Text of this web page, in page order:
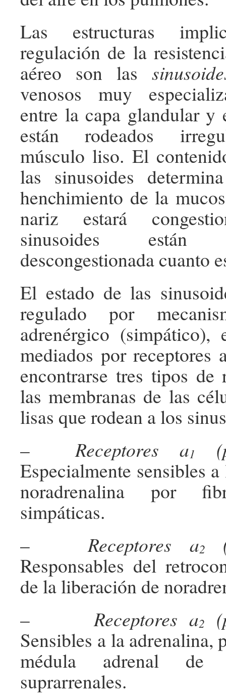
Las estructuras
regulación de la
aéreo son las
venosos muy
entre la capa glandular y
están rodeados
músculo liso. El
las sinusoides
henchimiento de la
nariz estará
sinusoides
descongestionada cuanto
El estado de las
regulado por
adrenérgico (simpático),
mediados por receptores
encontrarse tres tipos de
las membranas de las
lisas que rodean a los
–Receptoresa1
Especialmente sensibles
noradrenalina por
simpáticas.
–Receptores a2
Responsables del
de la liberación de
–Receptores a2
Sensibles a la adrenalina,
médula adrenal de
suprarrenales.